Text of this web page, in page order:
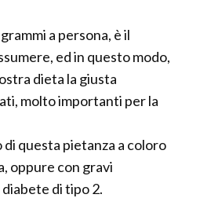
a persona, è il
ed in questo modo,
dieta la giusta
molto importanti per la
di questa pietanza a coloro
oppure con gravi
di tipo 2.